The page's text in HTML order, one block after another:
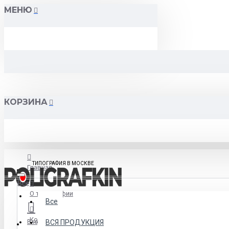
МЕНЮ
КОРЗИНА
Главная
О типографии
Контакты
ТИПОГРАФИЯ В МОСКВЕ
Все
Все
ВСЯ ПРОДУКЦИЯ
Вход